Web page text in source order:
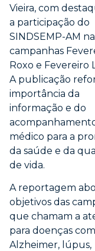
Vieira, com
a participação do
SINDSEMP-AM
campanhas
Roxo e Fevereiro
A publicação
importância da
informação e do
médico para a
da saúde e da
de vida.
A reportagem
objetivos das
que chamam a
para doenças
Alzheimer, lúpus,